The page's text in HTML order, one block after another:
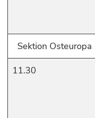
Sektion Osteuropa
11.30